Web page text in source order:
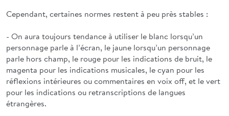
Cependant, certaines normes restent à peu près stables :
- On aura toujours tendance à utiliser le blanc lorsqu’un
personnage parle à l’écran, le jaune lorsqu’un personnage
parle hors champ, le rouge pour les indications de bruit, le
magenta pour les indications musicales, le cyan pour les
réflexions intérieures ou commentaires en voix off, et le vert
pour les indications ou retranscriptions de langues
étrangères.